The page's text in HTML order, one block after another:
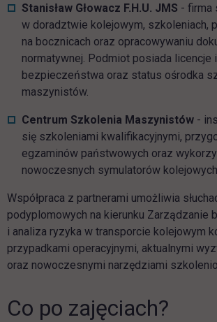
Stanisław Głowacz F.H.U. JMS - firma
w doradztwie kolejowym, szkoleniach,
na bocznicach oraz opracowywaniu
normatywnej. Podmiot posiada licencje
bezpieczeństwa oraz status ośrodka
maszynistów.
Centrum Szkolenia Maszynistów -
się szkoleniami kwalifikacyjnymi,
egzaminów państwowych oraz
nowoczesnych symulatorów
Współpraca z partnerami umożliwia
podyplomowych na kierunku Zarządzanie
i analiza ryzyka w transporcie kolejowym
przypadkami operacyjnymi, aktualnymi
oraz nowoczesnymi narzędziami
Co po zajęciach?